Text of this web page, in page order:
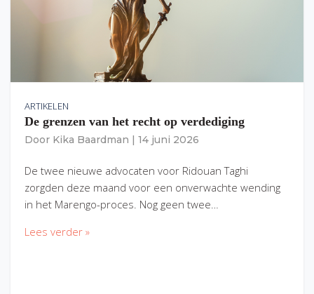
ARTIKELEN
De grenzen van het recht op verdediging
Door Kika Baardman 14 juni 2026
De twee nieuwe advocaten voor Ridouan Taghi
zorgden deze maand voor een onverwachte wending
in het Marengo-proces. Nog geen twee…
Lees verder »